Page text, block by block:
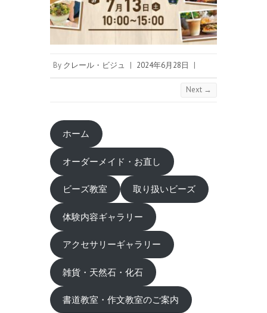
By クレール・ビジュ | 2024年6月28日 |
Next →
ホーム
オーダーメイド・お直し
ビーズ教室 取り扱いビーズ
体験内容ギャラリー
アクセサリーギャラリー
雑貨・天然石・化石
書道教室・作文教室のご案内